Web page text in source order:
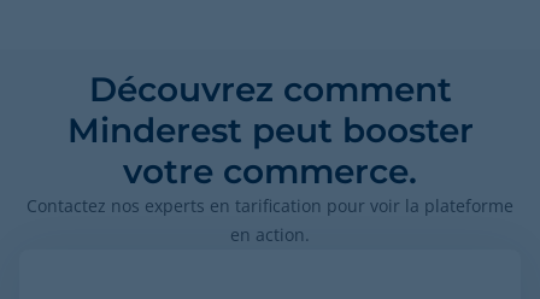
Découvrez comment
Minderest peut booster
votre commerce.
Contactez nos experts en tarification pour voir la plateforme
en action.